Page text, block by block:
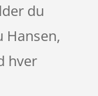
du
Hansen,
hver